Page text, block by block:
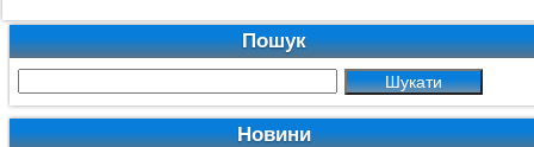
Пошук
Новини